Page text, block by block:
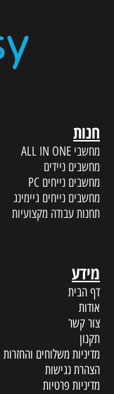
חנות
מחשבי ALL IN ONE
מחשבים ניידים
מחשבים נייחים PC
מחשבים נייחים גיימינג
תחנות עבודה מקצועיות
מידע
דף הבית
אודות
צור קשר
תקנון
מדיניות משלוחים והחזרות
הצהרת נגישות
מדיניות פרטיות